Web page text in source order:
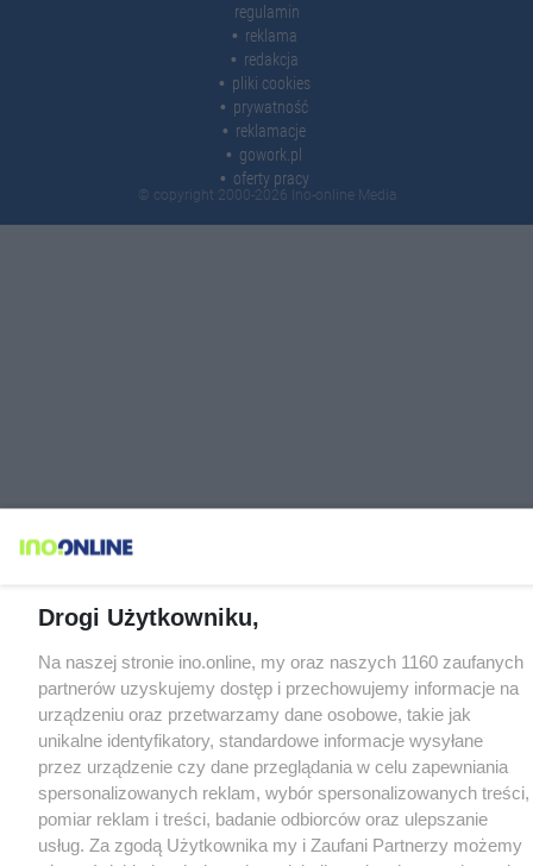
regulamin
reklama
redakcja
pliki cookies
prywatność
reklamacje
gowork.pl
oferty pracy
© copyright 2000-2026 Ino-online Media
Drogi Użytkowniku,
Na naszej stronie ino.online, my oraz naszych 1160 zaufanych
partnerów uzyskujemy dostęp i przechowujemy informacje na
urządzeniu oraz przetwarzamy dane osobowe, takie jak
unikalne identyfikatory, standardowe informacje wysyłane
przez urządzenie czy dane przeglądania w celu zapewniania
spersonalizowanych reklam, wybór spersonalizowanych treści,
pomiar reklam i treści, badanie odbiorców oraz ulepszanie
usług. Za zgodą Użytkownika my i Zaufani Partnerzy możemy